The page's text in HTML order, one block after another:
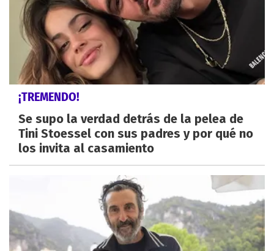
¡TREMENDO!
Se supo la verdad detrás de la pelea de
Tini Stoessel con sus padres y por qué no
los invita al casamiento